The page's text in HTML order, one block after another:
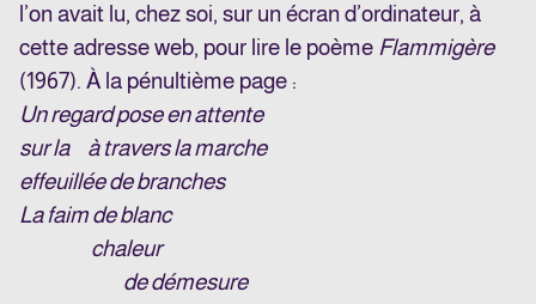
l’on avait lu, chez soi, sur un écran d’ordinateur, à
cetteadresseweb, pour lire le poème Flammigère
(1967). À la pénultième page :
Un regard pose en attente
sur la à travers la marche
effeuillée de branches
La faim de blanc
chaleur
de démesure